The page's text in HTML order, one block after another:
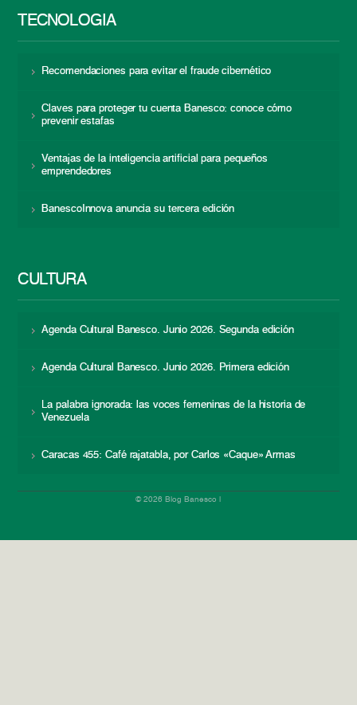
TECNOLOGÍA
Recomendaciones para evitar el fraude cibernético
Claves para proteger tu cuenta Banesco: conoce cómo
prevenir estafas
Ventajas de la inteligencia artificial para pequeños
emprendedores
BanescoInnova anuncia su tercera edición
CULTURA
Agenda Cultural Banesco. Junio 2026. Segunda edición
Agenda Cultural Banesco. Junio 2026. Primera edición
La palabra ignorada: las voces femeninas de la historia de
Venezuela
Caracas 455: Café rajatabla, por Carlos «Caque» Armas
© 2026 Blog Banesco |